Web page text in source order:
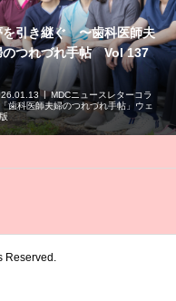
〜歯科医師夫
手帖 Vol 137
ニュースレターコラ
つれづれ手帖」ウェ
１日休
医師夫
136
ム「歯科
ブ版
Reserved.